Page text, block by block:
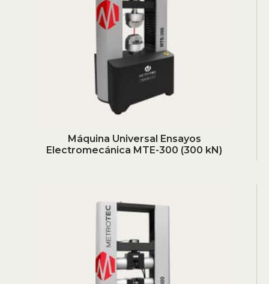
Máquina Universal Ensayos
Electromecánica MTE-300 (300 kN)